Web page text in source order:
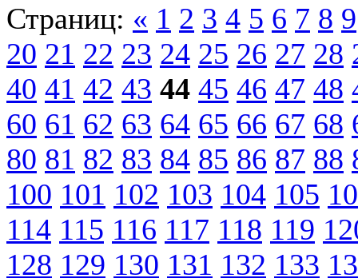
Страниц: « 1 2 3 4 5 6 7 8 9
20 21 22 23 24 25 26 27 28
40 41 42 43 44 45 46 47 48
60 61 62 63 64 65 66 67 68
80 81 82 83 84 85 86 87 88
100 101 102 103 104 105
114 115 116 117 118 119
128 129 130 131 132 133